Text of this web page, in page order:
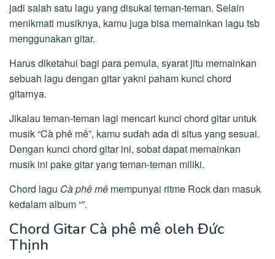
jadi salah satu lagu yang disukai teman-teman. Selain
menikmati musiknya, kamu juga bisa memainkan lagu tsb
menggunakan gitar.
Harus diketahui bagi para pemula, syarat jitu memainkan
sebuah lagu dengan gitar yakni paham kunci chord
gitarnya.
Jikalau teman-teman lagi mencari kunci chord gitar untuk
musik “Cà phê mê”, kamu sudah ada di situs yang sesuai.
Dengan kunci chord gitar ini, sobat dapat memainkan
musik ini pake gitar yang teman-teman miliki.
Chord lagu Cà phê mê mempunyai ritme Rock dan masuk
kedalam album “”.
Chord Gitar Cà phê mê oleh Đức
Thịnh